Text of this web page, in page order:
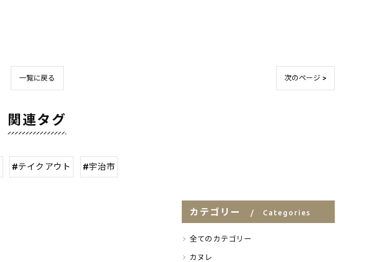
一覧に戻る 次のページ >
関連タグ
#テイクアウト #宇治市
カテゴリー Categories
全てのカテゴリー
カヌレ